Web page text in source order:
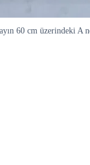
cm üzerindeki A